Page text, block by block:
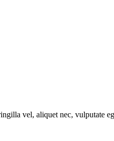
vel, aliquet nec, vulputate